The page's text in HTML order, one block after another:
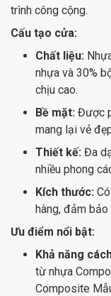
trình công cộng.
Cấu tạo cửa:
Chất liệu:
nhựa và 30%
chịu cao.
Bề mặt: Được
mang lại vẻ
Thiết kế: Đa
nhiều phong
Kích thước:
hàng, đảm
Ưu điểm nổi bật:
Khả năng
từ nhựa
Composite